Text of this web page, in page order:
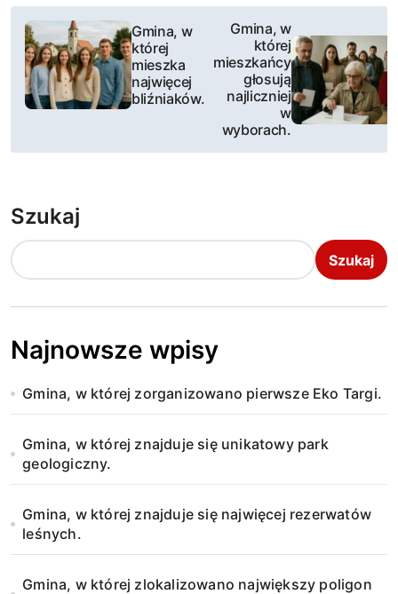
N
w
a
c
j
a
w
p
i
s
u
Gmina, w
której
mieszka
najwięcej
bliźniaków.
Gmina, w
której
mieszkańcy
głosują
najliczniej
w
wyborach.
Szukaj
Szukaj
Najnowsze wpisy
Gmina, w której zorganizowano pierwsze Eko Targi.
Gmina, w której znajduje się unikatowy park
geologiczny.
Gmina, w której znajduje się najwięcej rezerwatów
leśnych.
Gmina, w której zlokalizowano największy poligon